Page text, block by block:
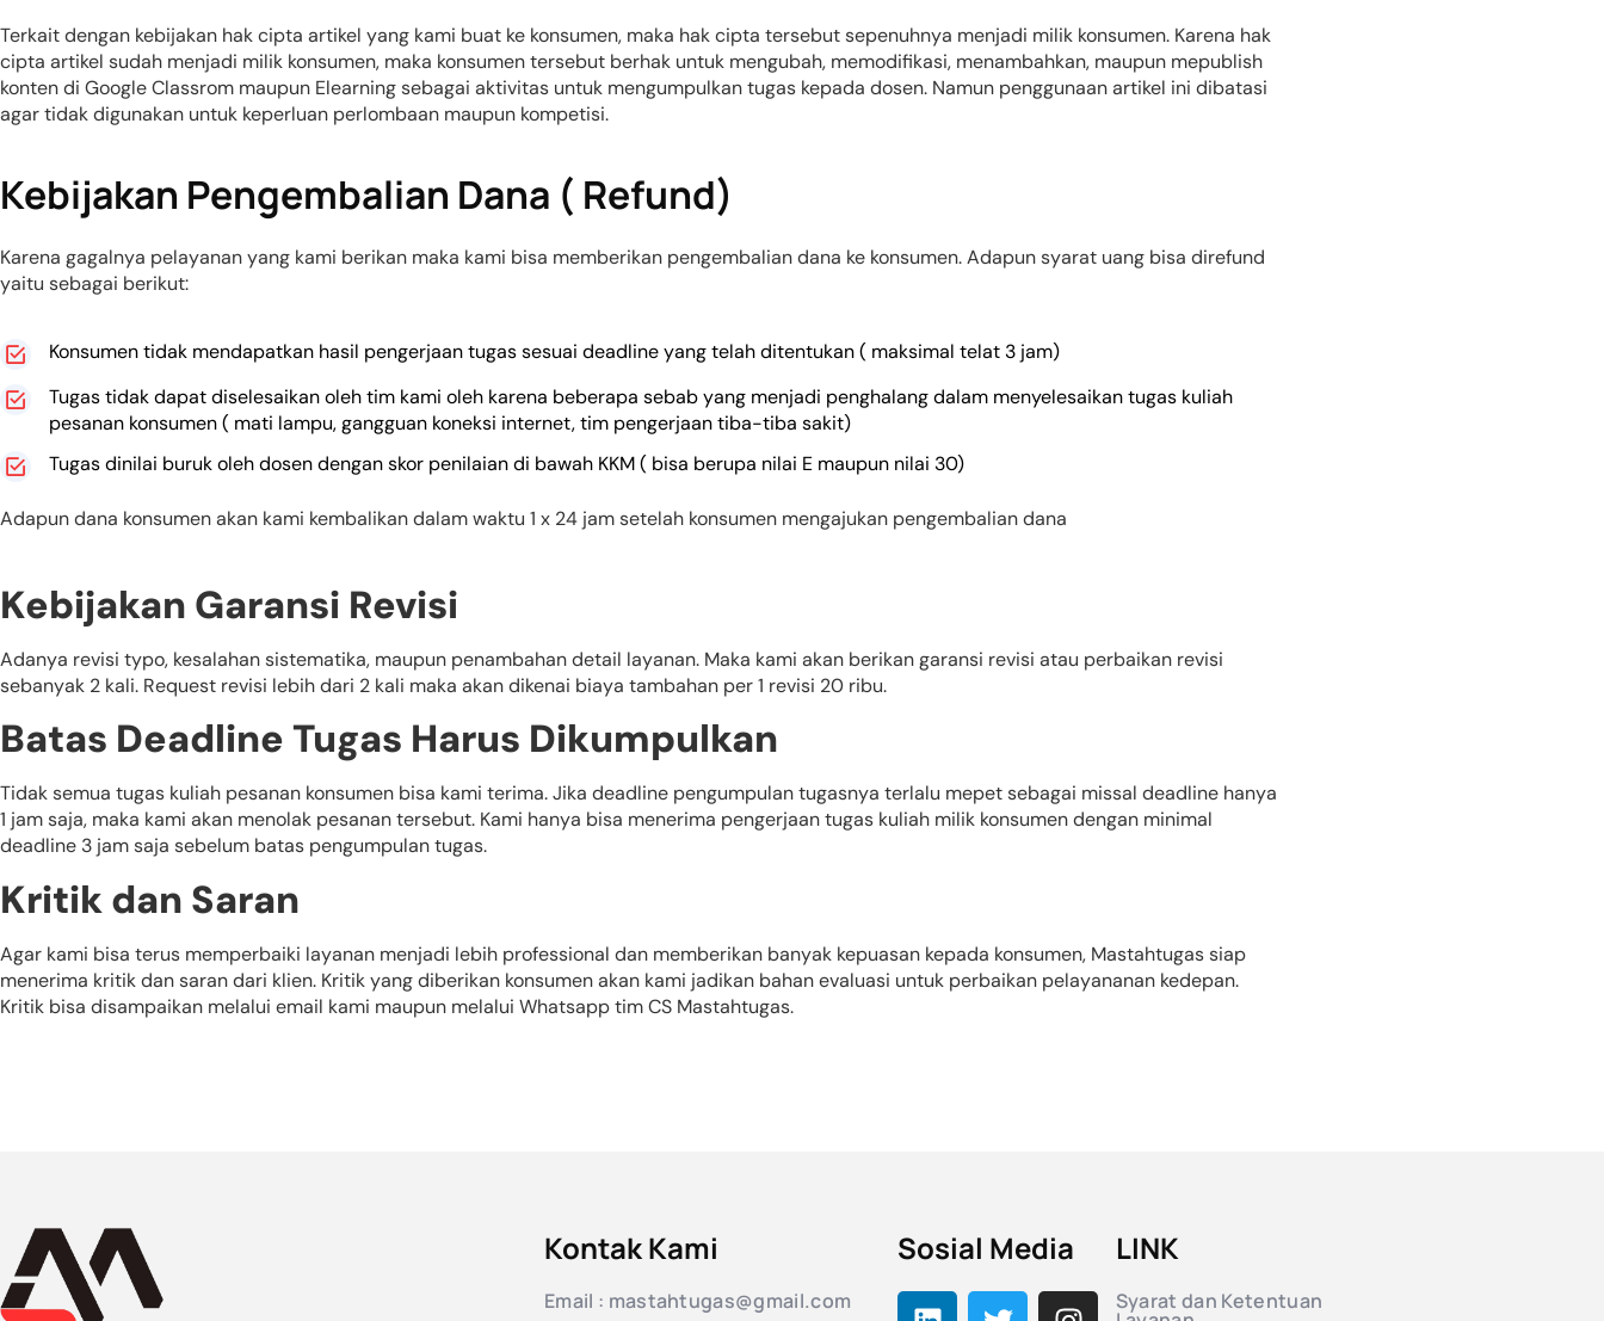
Terkait dengan kebijakan hak cipta artikel yang kami buat ke konsumen, maka hak cipta tersebut sepenuhnya menjadi milik konsumen. Karena hak
cipta artikel sudah menjadi milik konsumen, maka konsumen tersebut berhak untuk mengubah, memodifikasi, menambahkan, maupun mepublish
konten di Google Classrom maupun Elearning sebagai aktivitas untuk mengumpulkan tugas kepada dosen. Namun penggunaan artikel ini dibatasi
agar tidak digunakan untuk keperluan perlombaan maupun kompetisi.
Kebijakan Pengembalian Dana ( Refund)
Karena gagalnya pelayanan yang kami berikan maka kami bisa memberikan pengembalian dana ke konsumen. Adapun syarat uang bisa direfund
yaitu sebagai berikut:
Konsumen tidak mendapatkan hasil pengerjaan tugas sesuai deadline yang telah ditentukan ( maksimal telat 3 jam)
Tugas tidak dapat diselesaikan oleh tim kami oleh karena beberapa sebab yang menjadi penghalang dalam menyelesaikan tugas kuliah
pesanan konsumen ( mati lampu, gangguan koneksi internet, tim pengerjaan tiba-tiba sakit)
Tugas dinilai buruk oleh dosen dengan skor penilaian di bawah KKM ( bisa berupa nilai E maupun nilai 30)
Adapun dana konsumen akan kami kembalikan dalam waktu 1 x 24 jam setelah konsumen mengajukan pengembalian dana
Kebijakan Garansi Revisi
Adanya revisi typo, kesalahan sistematika, maupun penambahan detail layanan. Maka kami akan berikan garansi revisi atau perbaikan revisi
sebanyak 2 kali. Request revisi lebih dari 2 kali maka akan dikenai biaya tambahan per 1 revisi 20 ribu.
Batas Deadline Tugas Harus Dikumpulkan
Tidak semua tugas kuliah pesanan konsumen bisa kami terima. Jika deadline pengumpulan tugasnya terlalu mepet sebagai missal deadline hanya
1 jam saja, maka kami akan menolak pesanan tersebut. Kami hanya bisa menerima pengerjaan tugas kuliah milik konsumen dengan minimal
deadline 3 jam saja sebelum batas pengumpulan tugas.
Kritik dan Saran
Agar kami bisa terus memperbaiki layanan menjadi lebih professional dan memberikan banyak kepuasan kepada konsumen, Mastahtugas siap
menerima kritik dan saran dari klien. Kritik yang diberikan konsumen akan kami jadikan bahan evaluasi untuk perbaikan pelayananan kedepan.
Kritik bisa disampaikan melalui email kami maupun melalui Whatsapp tim CS Mastahtugas.
Kontak Kami
Email : mastahtugas@gmail.com
Sosial Media LINK
Syarat dan Ketentuan